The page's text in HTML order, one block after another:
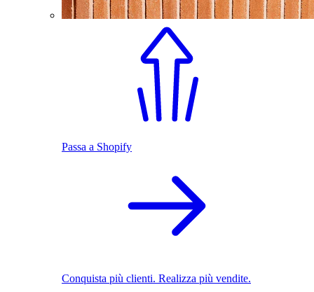
Passa a Shopify
Conquista più clienti. Realizza più vendite.